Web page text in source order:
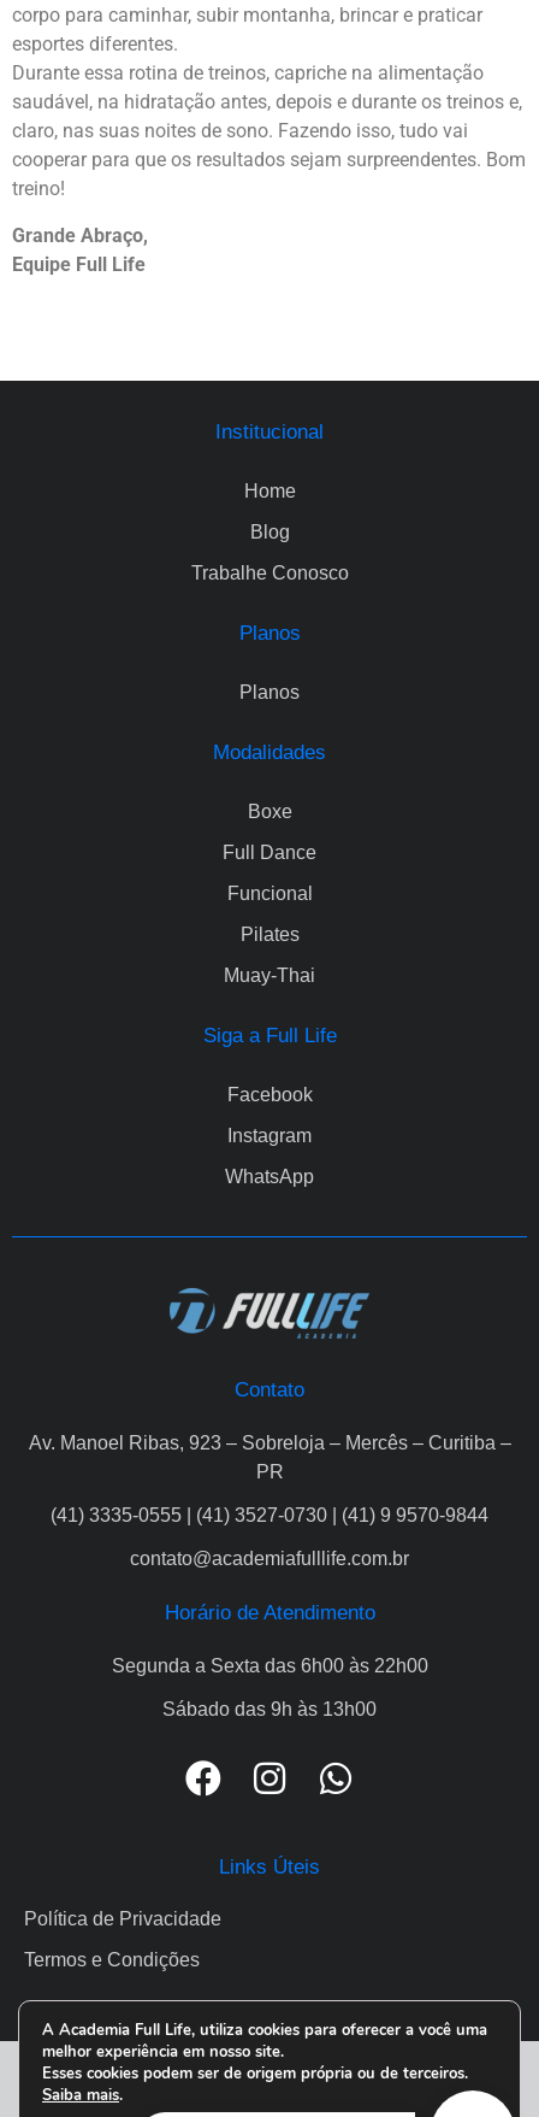
corpo para caminhar, subir montanha, brincar e praticar
esportes diferentes.
Durante essa rotina de treinos, capriche na alimentação
saudável, na hidratação antes, depois e durante os treinos e,
claro, nas suas noites de sono. Fazendo isso, tudo vai
cooperar para que os resultados sejam surpreendentes. Bom
treino!
Grande Abraço,
Equipe Full Life
Institucional
Home
Blog
Trabalhe Conosco
Planos
Planos
Modalidades
Boxe
Full Dance
Funcional
Pilates
Muay-Thai
Siga a Full Life
Facebook
Instagram
WhatsApp
Contato
Av. Manoel Ribas, 923 – Sobreloja – Mercês – Curitiba –
PR
(41) 3335-0555 | (41) 3527-0730 | (41) 9 9570-9844
contato@academiafulllife.com.br
Horário de Atendimento
Segunda a Sexta das 6h00 às 22h00
Sábado das 9h às 13h00
Links Úteis
Política de Privacidade
Termos e Condições
FULLLIFE ® 2026. Todos os direitos reservados.
A Academia Full Life, utiliza cookies para oferecer a você uma
melhor experiência em nosso site.
Esses cookies podem ser de origem própria ou de terceiros.
Saiba mais.